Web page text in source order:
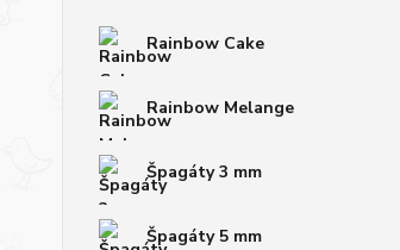
Rainbow Cake
Rainbow Melange
Špagáty 3 mm
Špagáty 5 mm